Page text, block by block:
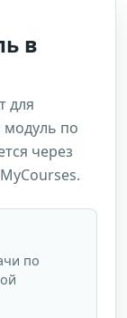
в
для
модуль по
через
по